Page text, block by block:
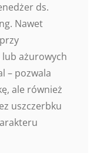
ds.
Nawet
ażurowych
– pozwala
ale również
uszczerbku